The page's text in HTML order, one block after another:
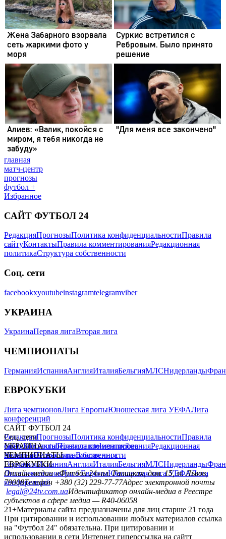
главная
матч-центр
прогнозы
футбол +
Избранное
САЙТ ФУТБОЛ 24
РедакцияПрогнозыПолитика конфиденциальностиПравила
сайтуКонтактыПравила комментированияРедакционная
политикаСтруктура собственности
Соц. сети
facebookxyoutubeinstagramtelegramviber
УКРАИНА
УкраинаПервая лигаВторая лига
ЧЕМПИОНАТЫ
ГерманияИспанияАнглияИталияБельгияМЛСНидерланды
ЕВРОКУБКИ
Лига чемпионовЛига ЕвропыЮношеская лига УЕФАЛига
конференций
САЙТ ФУТБОЛ 24
РедакцияПрогнозыПолитика конфиденциальностиПравила
сайтуКонтактыПравила комментированияРедакционная
политикаСтруктура собственности
Соц. сети
facebookxyoutubeinstagramtelegramviber
УКРАИНА
УкраинаПервая лигаВторая лига
ЧЕМПИОНАТЫ
ГерманияИспанияАнглияИталияБельгияМЛСНидерланды
ЕВРОКУБКИ
Лига чемпионовЛига ЕвропыЮношеская лига УЕФАЛига
конференций
Онлайн-медиа «Футбол 24»пл. Галицкая, дом. 15, м. Львов,
79008Телефон +380 (32) 229-77-77Адрес электронной почты
legal@24tv.com.uaИдентификатор онлайн-медиа в Реестре
субъектов в сфере медиа — R40-06058
21+Материалы сайта предназначены для лиц старше 21 года
При цитировании и использовании любых материалов ссылка
на "Футбол 24" обязательна. При цитировании и
использовании в сети Интернет гиперссылка на сайтт